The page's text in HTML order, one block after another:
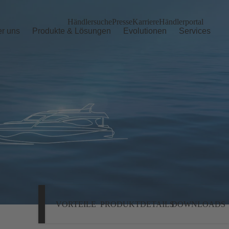
uns Produkte & Lösungen Evolutionen Services
HändlersuchePresseKarriereHändlerportal
VORTEILE PRODUKTDETAILSDOWNLOADS